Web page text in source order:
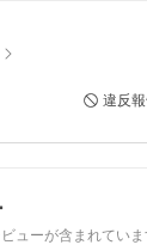
違反
ューが含まれていま